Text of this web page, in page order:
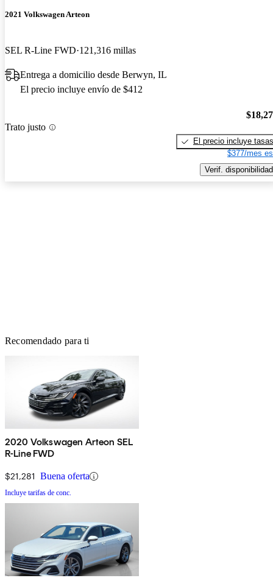
2021 Volkswagen Arteon
SEL R-Line FWD 121,316 millas
Entrega a domicilio desde Berwyn, IL
El precio incluye envío de $412
Trato justo
El precio incluye tasas
$377/mes
Verif. disponibilidad
Recomendado para ti
2020 Volkswagen Arteon SEL
R-Line FWD
$21,281 Buena oferta
Incluye tarifas de conc.